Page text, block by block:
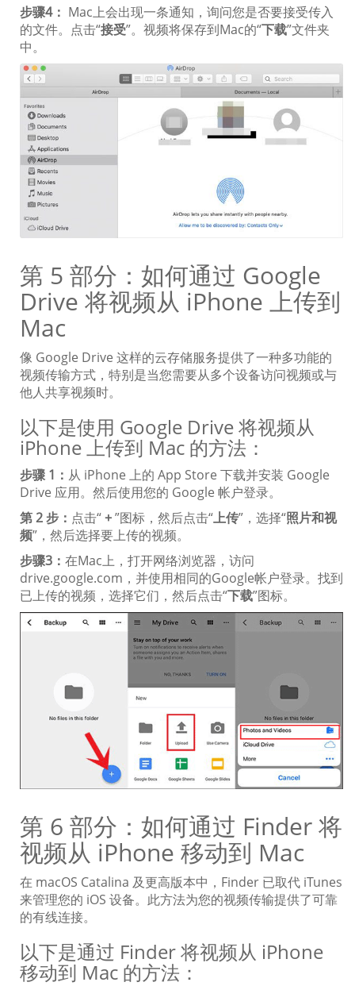
步骤4： Mac上会出现一条通知，询问您是否要接受传入
的文件。点击“接受”。视频将保存到Mac的“下载”文件夹
中。
第 5 部分：如何通过 Google
Drive 将视频从 iPhone 上传到
Mac
像 Google Drive 这样的云存储服务提供了一种多功能的
视频传输方式，特别是当您需要从多个设备访问视频或与
他人共享视频时。
以下是使用 Google Drive 将视频从
iPhone 上传到 Mac 的方法：
步骤 1： 从 iPhone 上的 App Store 下载并安装 Google
Drive 应用。然后使用您的 Google 帐户登录。
第 2 步： 点击“+”图标，然后点击“上传”，选择“照片和视
频”，然后选择要上传的视频。
步骤3： 在Mac上，打开网络浏览器，访问
drive.google.com，并使用相同的Google帐户登录。找到
已上传的视频，选择它们，然后点击“下载”图标。
第 6 部分：如何通过 Finder 将
视频从 iPhone 移动到 Mac
在 macOS Catalina 及更高版本中，Finder 已取代 iTunes
来管理您的 iOS 设备。此方法为您的视频传输提供了可靠
的有线连接。
以下是通过 Finder 将视频从 iPhone
移动到 Mac 的方法：